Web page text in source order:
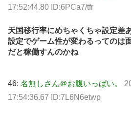
17:52:44.80 ID:6PCa7/tfr
天国移行率にめちゃくちゃ設定差
設定でゲーム性が変わるってのは
だと稼働すんのかね
46: 名無しさん＠お腹いっぱい。
17:54:36.67 ID:7L6N6etwp